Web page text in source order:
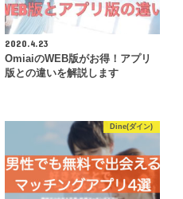
紹介し
の真
。
2020.4.23
OmiaiのWEB版がお得！アプリ
版との違いを解説します
Dine(ダイン)